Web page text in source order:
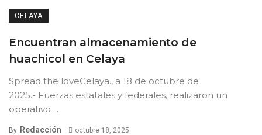
CELAYA
Encuentran almacenamiento de
huachicol en Celaya
Spread the loveCelaya., a 18 de octubre de
2025.- Fuerzas estatales y federales, realizaron un
operativo ...
By Redacción octubre 18, 2025